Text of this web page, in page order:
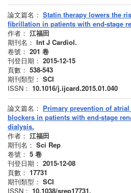
論文篇名： Statin therapy lowers the
fibrillation in patients with end-stage
作者： 江福田
期刊名： Int J Cardiol.
卷號： 201 卷
刊登日期： 2015-12-15
頁數： 538-543
期刊類型： SCI
ISSN： 10.1016/j.ijcard.2015.01.040
論文篇名： Primary prevention of
blockers in patients with end-stage
dialysis.
作者： 江福田
期刊名： Sci Rep
卷號： 5 卷
刊登日期： 2015-12-08
頁數： 17731
期刊類型： SCI
ISSN： 10.1038/srep17731.